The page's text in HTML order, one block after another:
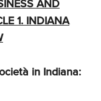
AND
1. INDIANA
in Indiana: